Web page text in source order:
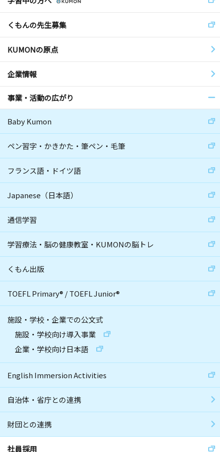
くもんの先生募集
KUMONの原点
企業情報
事業・活動の広がり
Baby Kumon
ペン習字・かきかた・筆ペン・毛筆
フランス語・ドイツ語
Japanese（日本語）
通信学習
学習療法・脳の健康教室・KUMONの脳トレ
くもん出版
TOEFL Primary® /TOEFL Junior®
施設・学校・企業での公文式
施設・学校向け導入事業
企業・学校向け日本語
English Immersion Activities
自治体・省庁との連携
財団との連携
社員採用